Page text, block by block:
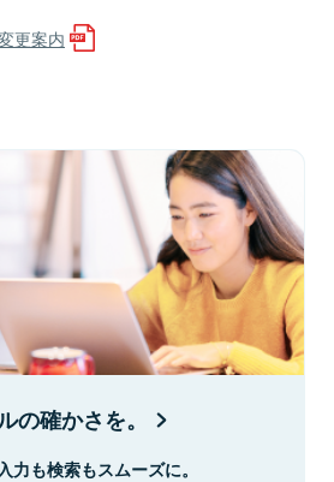
更案内
の確かさを。
力も検索もスムーズに。